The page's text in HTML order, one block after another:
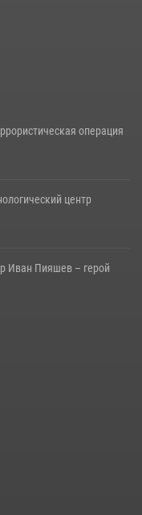
операция
центр
Иван Пияшев – герой